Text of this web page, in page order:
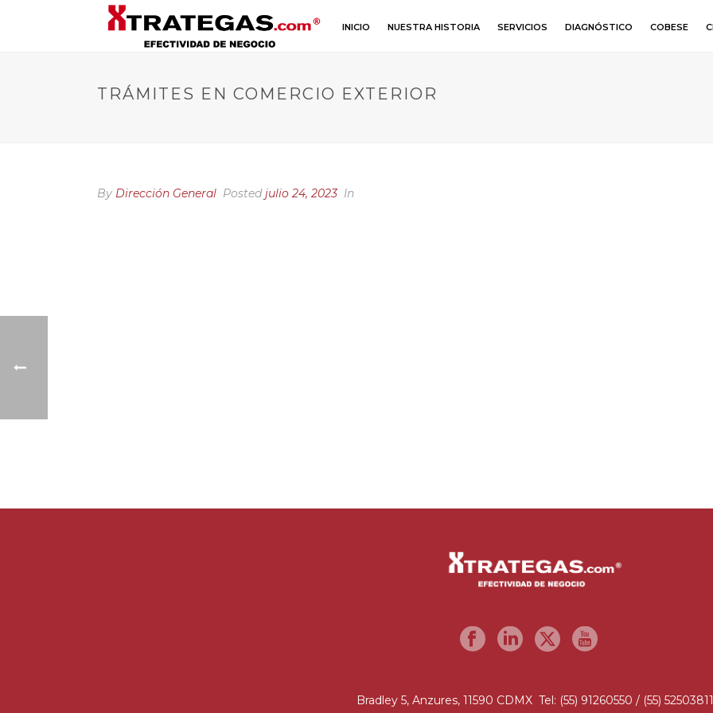
INICIO NUESTRA HISTORIA SERVICIOS DIAGNÓSTICO COBESE
TRÁMITES EN COMERCIO EXTERIOR
By Dirección General Postedjulio 24, 2023 In
Bradley 5, Anzures, 11590 CDMX Tel: (55) 91260550 / (55) 52503811